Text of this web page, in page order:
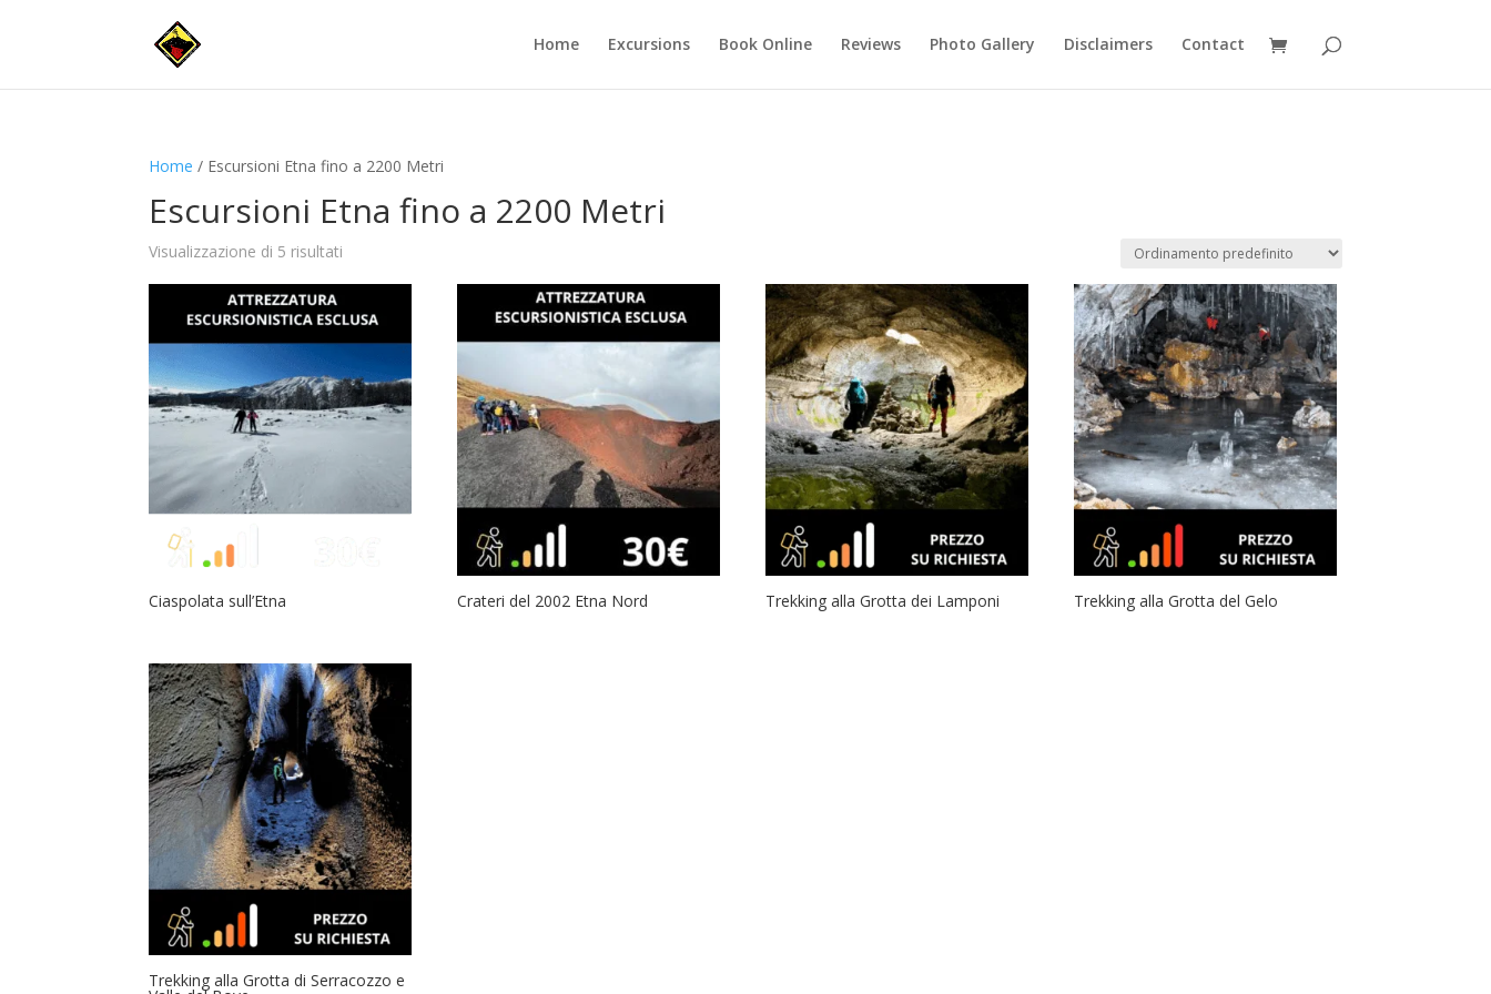
Home Excursions Book Online Reviews Photo Gallery Disclaimers Contact
Home / Escursioni Etna fino a 2200 Metri
Escursioni Etna fino a 2200 Metri
Visualizzazione di 5 risultati
Ciaspolata sull’Etna Crateri del 2002 Etna Nord Trekking alla Grotta dei Lamponi Trekking alla Grotta del Gelo
Trekking alla Grotta di Serracozzo e